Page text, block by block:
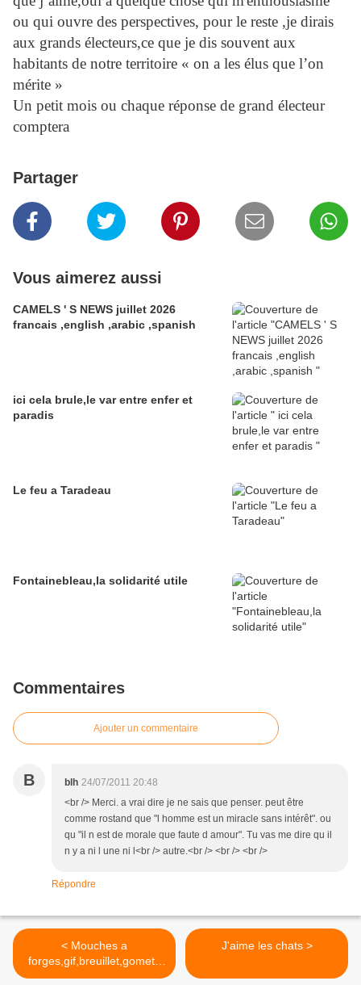
ou qui ouvre des perspectives, pour le reste ,je dirais
aux grands électeurs,ce que je dis souvent aux
habitants de notre territoire « on a les élus que l’on
mérite »
Un petit mois ou chaque réponse de grand électeur
comptera
Partager
Vous aimerez aussi
CAMELS ' S NEWS juillet 2026
francais ,english ,arabic ,spanish
ici cela brule,le var entre enfer et
paradis
Le feu a Taradeau
Fontainebleau,la solidarité utile
Commentaires
Ajouter un commentaire
B blh 24/07/2011 20:48
<br /> Merci. a vrai dire je ne sais que penser. peut être
comme rostand que "l homme est un miracle sans intérêt". ou
qu "il n est de morale que faute d amour". Tu vas me dire qu il
n y a ni l une ni l<br /> autre.<br /> <br /> <br />
Répondre
< Mouches a
forges,gif,breuillet,gometz
etc....suite
J'aime les chats >